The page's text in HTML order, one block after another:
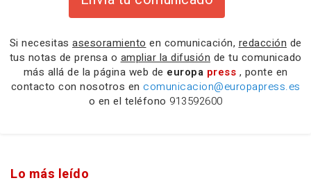
Si necesitas asesoramiento en comunicación, redacción de
tus notas de prensa o ampliar la difusión de tu comunicado
más allá de la página web de europa press , ponte en
contacto con nosotros en comunicacion@europapress.es
o en el teléfono 913592600
Lo más leído